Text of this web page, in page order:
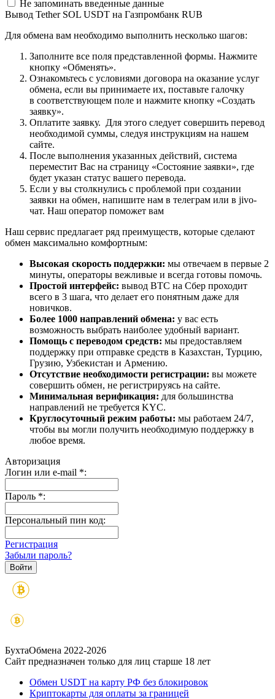
Не запоминать введенные данные
Вывод Tether SOL USDT на Газпромбанк RUB
Для обмена вам необходимо выполнить несколько шагов:
Заполните все поля представленной формы. Нажмите
кнопку «Обменять».
Ознакомьтесь с условиями договора на оказание услуг
обмена, если вы принимаете их, поставьте галочку
в соответствующем поле и нажмите кнопку «Создать
заявку».
Оплатите заявку. Для этого следует совершить перевод
необходимой суммы, следуя инструкциям на нашем
сайте.
После выполнения указанных действий, система
переместит Вас на страницу «Состояние заявки», где
будет указан статус вашего перевода.
Если у вы столкнулись с проблемой при создании
заявки на обмен, напишите нам в телеграм или в jivo-
чат. Наш оператор поможет вам
Наш сервис предлагает ряд преимуществ, которые сделают
обмен максимально комфортным:
Высокая скорость поддержки: мы отвечаем в первые 2
минуты, операторы вежливые и всегда готовы помочь.
Простой интерфейс: вывод BTC на Сбер проходит
всего в 3 шага, что делает его понятным даже для
новичков.
Более 1000 направлений обмена: у вас есть
возможность выбрать наиболее удобный вариант.
Помощь с переводом средств: мы предоставляем
поддержку при отправке средств в Казахстан, Турцию,
Грузию, Узбекистан и Армению.
Отсутствие необходимости регистрации: вы можете
совершить обмен, не регистрируясь на сайте.
Минимальная верификация: для большинства
направлений не требуется KYC.
Круглосуточный режим работы: мы работаем 24/7,
чтобы вы могли получить необходимую поддержку в
любое время.
Авторизация
Логин или e-mail *:
Пароль *:
Персональный пин код:
Регистрация
Забыли пароль?
БухтаОбмена 2022-2026
Сайт предназначен только для лиц старше 18 лет
Обмен USDT на карту РФ без блокировок
Криптокарты для оплаты за границей